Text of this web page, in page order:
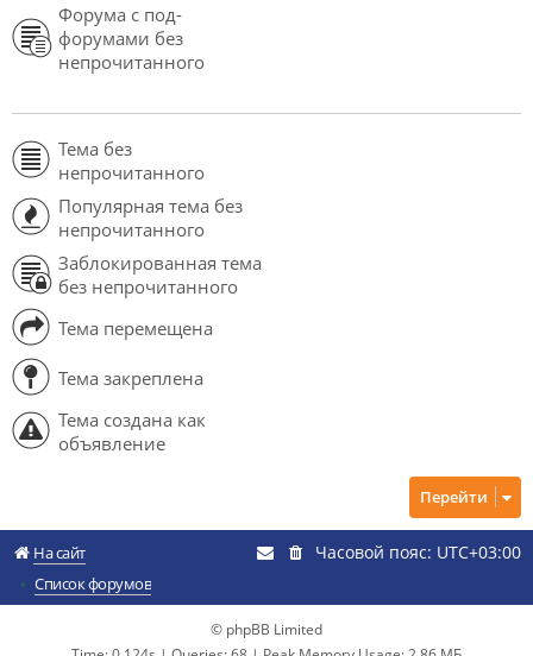
Форума с под-
форумами без
непрочитанного
Тема без
непрочитанного
Популярная тема без
непрочитанного
Заблокированная тема
без непрочитанного
Тема перемещена
Тема закреплена
Тема создана как
объявление
Перейти
На сайт
Список форумов
Часовой пояс: UTC+03:00
© phpBB Limited